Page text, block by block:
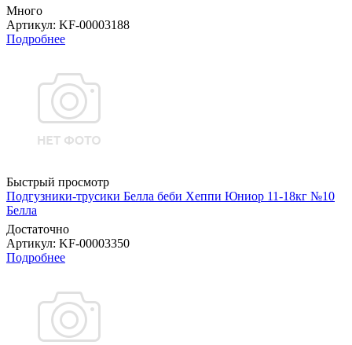
Много
Артикул: KF-00003188
Подробнее
Быстрый просмотр
Подгузники-трусики Белла беби Хеппи Юниор 11-18кг №10
Белла
Достаточно
Артикул: KF-00003350
Подробнее